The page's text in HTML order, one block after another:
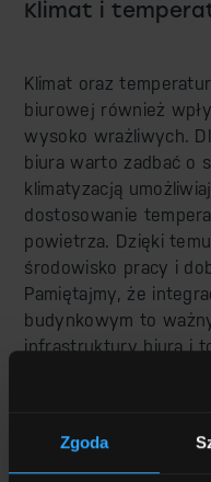
Zgoda
Klimat i
Klimat oraz
biurowej również
wysoko wrażliwych.
biura warto zadbać o
klimatyzacją
dostosowanie
powietrza. Dzięki
środowisko pracy i
Pamiętajmy, że
budynkowym to
infrastruktury biura i
zaprojektować
tylko urządzenia
powietrza w danej